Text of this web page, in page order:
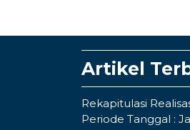
Artikel
Rekapitulasi
Periode Tanggal :